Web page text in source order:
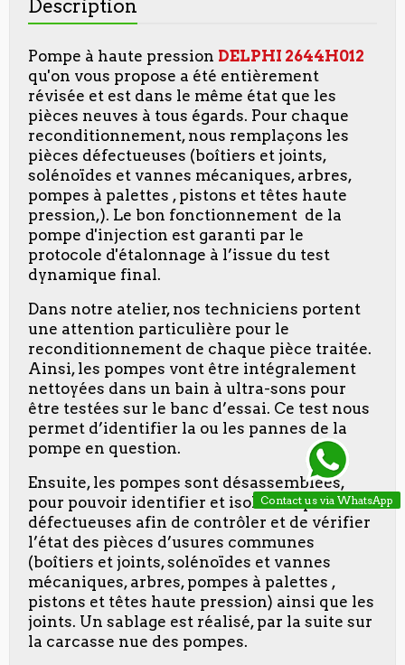
Description
Pompe à haute pression DELPHI 2644H012
qu'on vous propose a été entièrement
révisée et est dans le même état que les
pièces neuves à tous égards. Pour chaque
reconditionnement, nous remplaçons les
pièces défectueuses (boîtiers et joints,
solénoïdes et vannes mécaniques, arbres,
pompes à palettes , pistons et têtes haute
pression,). Le bon fonctionnement de la
pompe d'injection est garanti par le
protocole d'étalonnage à l’issue du test
dynamique final.
Dans notre atelier, nos techniciens portent
une attention particulière pour le
reconditionnement de chaque pièce traitée.
Ainsi, les pompes vont être intégralement
nettoyées dans un bain à ultra-sons pour
être testées sur le banc d’essai. Ce test nous
permet d’identifier la ou les pannes de la
pompe en question.
Ensuite, les pompes sont désassemblées,
pour pouvoir identifier et isoler les pièces
défectueuses afin de contrôler et de vérifier
l’état des pièces d’usures communes
(boîtiers et joints, solénoïdes et vannes
mécaniques, arbres, pompes à palettes ,
pistons et têtes haute pression) ainsi que les
joints. Un sablage est réalisé, par la suite sur
la carcasse nue des pompes.
Contact us via WhatsApp